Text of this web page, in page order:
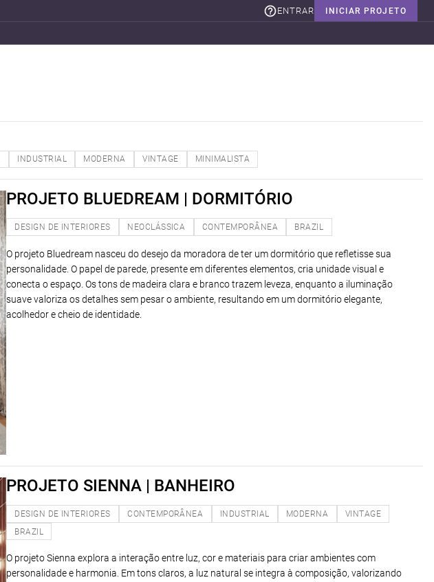
INICIAR PROJETO
ENTRAR
INDUSTRIAL MODERNA VINTAGE MINIMALISTA
PROJETO BLUEDREAM | DORMITÓRIO
DESIGN DE INTERIORES NEOCLÁSSICA CONTEMPORÂNEA BRAZIL
O projeto Bluedream nasceu do desejo da moradora de ter um dormitório que refletisse sua
personalidade. O papel de parede, presente em diferentes elementos, cria unidade visual e
conecta o espaço. Os tons de madeira clara e branco trazem leveza, enquanto a iluminação
suave valoriza os detalhes sem pesar o ambiente, resultando em um dormitório elegante,
acolhedor e cheio de identidade.
PROJETO SIENNA | BANHEIRO
DESIGN DE INTERIORES CONTEMPORÂNEA INDUSTRIAL MODERNA
VINTAGE
BRAZIL
O projeto Sienna explora a interação entre luz, cor e materiais para criar ambientes com
personalidade e harmonia. Em tons claros, a luz natural se integra à composição, valorizando